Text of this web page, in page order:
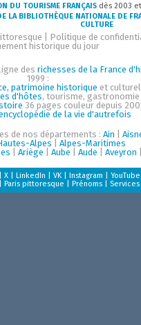
DU TOURISME FRANÇAIS dès 2003
LA BIBLIOTHÈQUE NATIONALE DE
CULTURE
Politique de
historique du jour
des richesses de la France
1999 :
patrimoine historique et
d'hôtes, tourisme, gastronomie
36 pages couleur depuis
de la vie d'autrefois
de nos départements :Ain |
Alpes
Alpes-Maritimes
|Ariège |Aube |Aude |Aveyron
|X |LinkedIn |VK |Instagram |YouTube
|Paris pittoresque |Prénoms Services